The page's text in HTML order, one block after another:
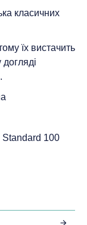
класичних
їх вистачить
Standard 100